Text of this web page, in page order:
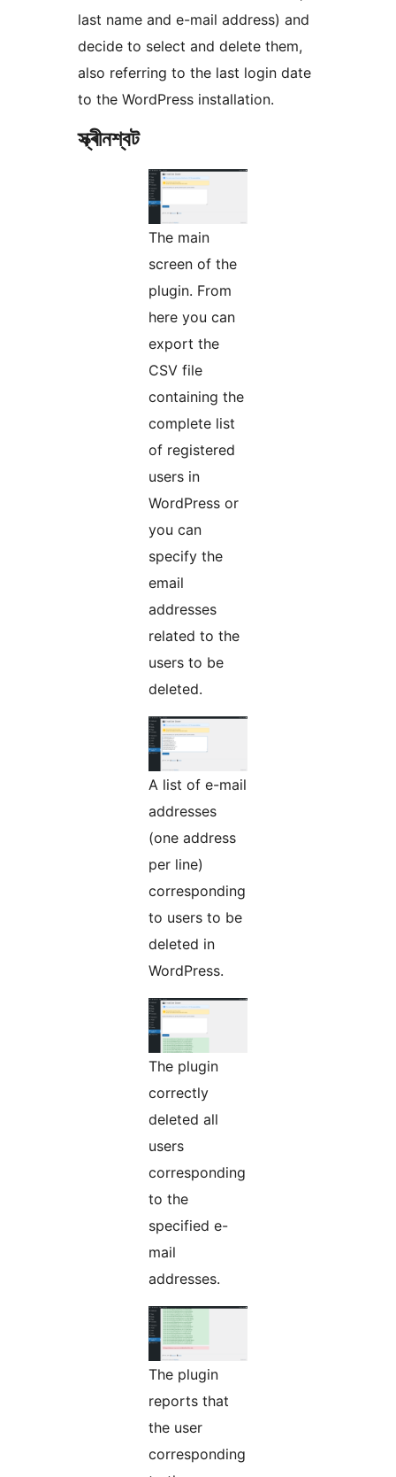
last name and e-mail address) and
decide to select and delete them,
also referring to the last login date
to the WordPress installation.
স্ক্ৰীনশ্বট
The main
screen of the
plugin. From
here you can
export the
CSV file
containing the
complete list
of registered
users in
WordPress or
you can
specify the
email
addresses
related to the
users to be
deleted.
A list of e-mail
addresses
(one address
per line)
corresponding
to users to be
deleted in
WordPress.
The plugin
correctly
deleted all
users
corresponding
to the
specified e-
mail
addresses.
The plugin
reports that
the user
corresponding